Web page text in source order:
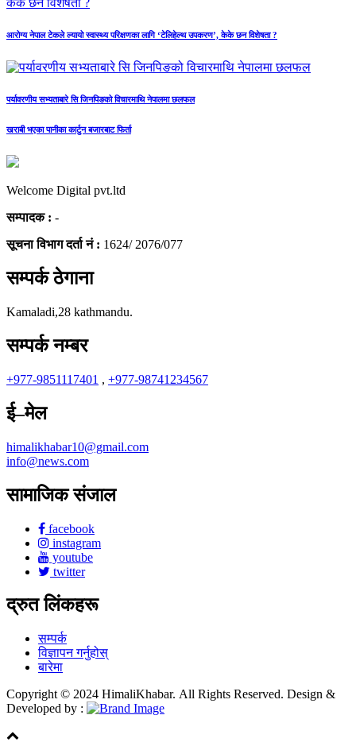
आरोग्य नेपाल टेकले ल्यायो स्वास्थ्य परिक्षणका लागि ‘टेलिहेल्थ उपकरण’, केके छन विशेषता ?
पर्यावरणीय सभ्यताबारे सि जिनपिङको विचारमाथि नेपालमा छलफल
खराबी भएका पानीका कार्टुन बजारबाट फिर्ता
Welcome Digital pvt.ltd
सम्पादक : -
सूचना विभाग दर्ता नं : 1624/ 2076/077
सम्पर्क ठेगाना
Kamaladi,28 kathmandu.
सम्पर्क नम्बर
+977-9851117401 , +977-98741234567
ई–मेल
himalikhabar10@gmail.com
info@news.com
सामाजिक संजाल
facebook
instagram
youtube
twitter
द्रुत लिंकहरू
सम्पर्क
विज्ञापन गर्नुहोस्
बारेमा
Copyright © 2024 HimaliKhabar. All Rights Reserved. Design &
Developed by :